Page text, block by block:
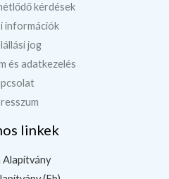
kérdések
információk
jog
és adatkezelés
linkek
Alapítvány